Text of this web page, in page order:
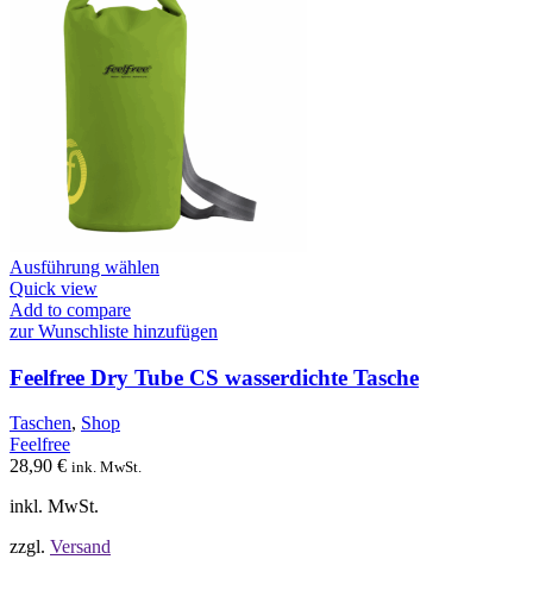
Ausführung wählen
mehrere
auf.
Die
Quick view
Add to compare
zur Wunschliste hinzufügen
Feelfree Dry Tube CS wasserdichte Tasche
Taschen, Shop
Feelfree
28,90 € ink. MwSt.
inkl. MwSt.
zzgl. Versand